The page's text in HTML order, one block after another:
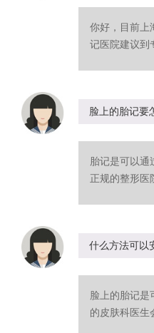
你好，目前上
记医院建议到
脸上的胎记要
胎记是可以
正规的整形医
什么方法可以
脸上的胎记
的皮肤科医生